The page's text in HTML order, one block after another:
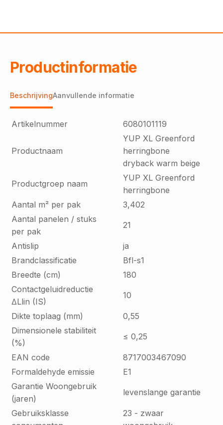
Productinformatie
BeschrijvingAanvullende informatie
Artikelnummer 6080101119
Productnaam
YUP XL Greenford
herringbone
dryback warm beige
Productgroep naam
YUP XL Greenford
herringbone
Aantal m² per pak
3,402
Aantal panelen / stuks
per pak
21
Antislip
ja
Brandclassificatie
Bfl-s1
Breedte (cm)
180
Contactgeluidreductie
∆Llin (IS)
10
Dikte toplaag (mm)
0,55
Dimensionele stabiliteit
(%)
≤ 0,25
EAN code
8717003467090
Formaldehyde emissie
E1
Garantie Woongebruik
(jaren)
levenslange garantie
Gebruiksklasse
23 - zwaar